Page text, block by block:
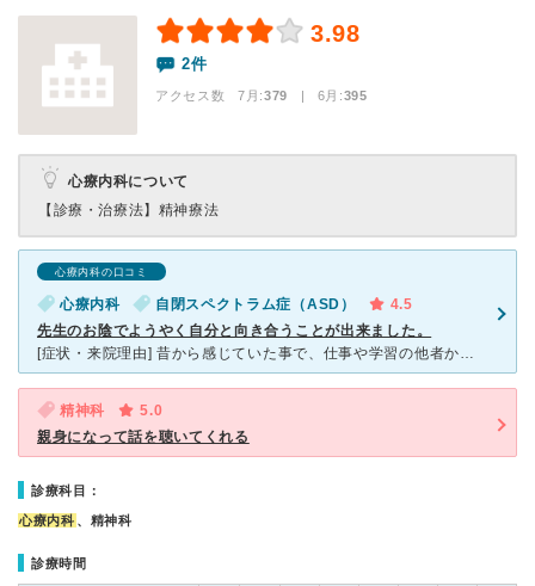
3.98
2件
アクセス数 7月:379 | 6月:395
心療内科について
【診療・治療法】 精神療法
心療内科の口コミ
心療内科 自閉スペクトラム症（ASD）
4.5
先生のお陰でようやく自分と向き合うことが出来ました。
[症状・来院理由] 昔から感じていた事で、仕事や学習の他者からの遅れや、人間関係にずれについて悩んでいました。そこで知人の紹介でこのクリニックを知りました。 以前にも地元の心療内科に通院してい
精神科
5.0
親身になって話を聴いてくれる
診療科目：
心療内科 、精神科
診療時間